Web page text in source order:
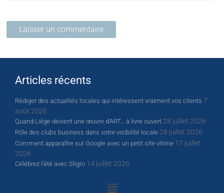
Articles récents
Rédiger des actualités locales qui intéressent vraiment vos clients 7
août 2026
Quand Liège devient une œuvre d’ART… à livre ouvert 28 juillet 2026
Rôle des clubs business dans votre visibilité locale 28 juillet 2026
Comment apparaître sur Google avec un petit site vitrine 17 juillet
2026
Célébrez l’été avec Sligro 14 juillet 2026